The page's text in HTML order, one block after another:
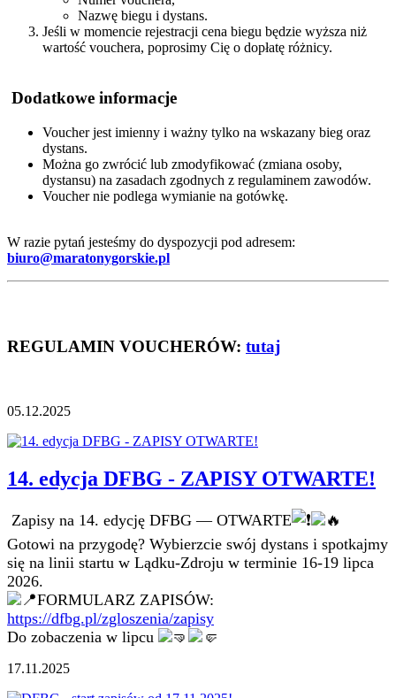
Nazwę biegu i dystans.
Jeśli w momencie rejestracji cena biegu będzie wyższa niż
wartość vouchera, poprosimy Cię o dopłatę różnicy.
Dodatkowe informacje
Voucher jest imienny i ważny tylko na wskazany bieg oraz
dystans.
Można go zwrócić lub zmodyfikować (zmiana osoby,
dystansu) na zasadach zgodnych z regulaminem zawodów.
Voucher nie podlega wymianie na gotówkę.
W razie pytań jesteśmy do dyspozycji pod adresem:
biuro@maratonygorskie.pl
REGULAMIN VOUCHERÓW: tutaj
05.12.2025
14. edycja DFBG - ZAPISY OTWARTE!
Zapisy na 14. edycję DFBG — OTWARTE
Gotowi na przygodę? Wybierzcie swój dystans i spotkajmy
się na linii startu w Lądku-Zdroju w terminie 16-19 lipca
2026.
FORMULARZ ZAPISÓW:
https://dfbg.pl/zgloszenia/zapisy
Do zobaczenia w lipcu
17.11.2025